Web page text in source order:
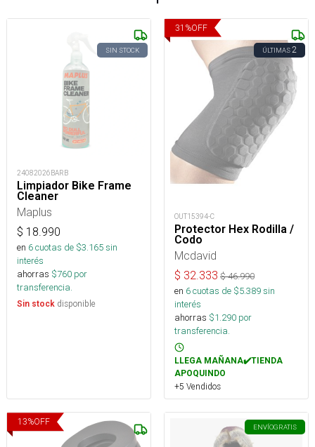
SIN STOCK
24082026BARB
Limpiador Bike Frame
Cleaner
Maplus
$ 18.990
en 6cuotas de $3.165sin
interés
ahorras $760 por
transferencia.
Sin stock disponible
31 %OFF
ÚLTIMAS2
OUT15394-C
Protector Hex Rodilla /
Codo
Mcdavid
$ 32.333 $46.990
en 6cuotas de $5.389sin
interés
ahorras $1.290 por
transferencia.
LLEGA MAÑANA✔️TIENDA
APOQUINDO
+5 Vendidos
13%OFF
ENVÍOGRATIS